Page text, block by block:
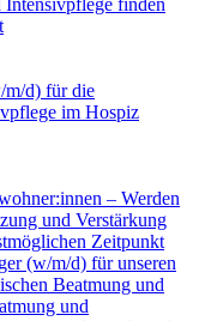
m/d) für die
im Hospiz
– Werden
und Verstärkung
Zeitpunkt
(w/m/d) für unseren
Beatmung und
und